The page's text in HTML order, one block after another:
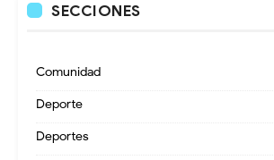
SECCIONES
Comunidad
Deporte
Deportes